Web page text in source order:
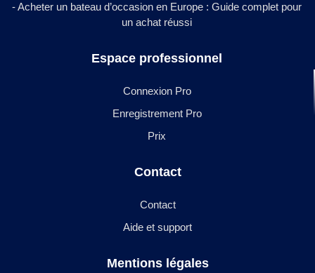
- Acheter un bateau d’occasion en Europe : Guide complet pour
un achat réussi
Espace professionnel
Connexion Pro
Enregistrement Pro
Prix
Contact
Contact
Aide et support
Mentions légales